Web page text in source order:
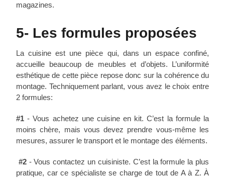
magazines.
5- Les formules proposées
La cuisine est une pièce qui, dans un espace confiné,
accueille beaucoup de meubles et d’objets. L’uniformité
esthétique de cette pièce repose donc sur la cohérence du
montage. Techniquement parlant, vous avez le choix entre
2 formules:
#1 - Vous achetez une cuisine en kit. C’est la formule la
moins chère, mais vous devez prendre vous-même les
mesures, assurer le transport et le montage des éléments.
#2- Vous contactez un cuisiniste. C’est la formule la plus
pratique, car ce spécialiste se charge de tout de A à Z. À